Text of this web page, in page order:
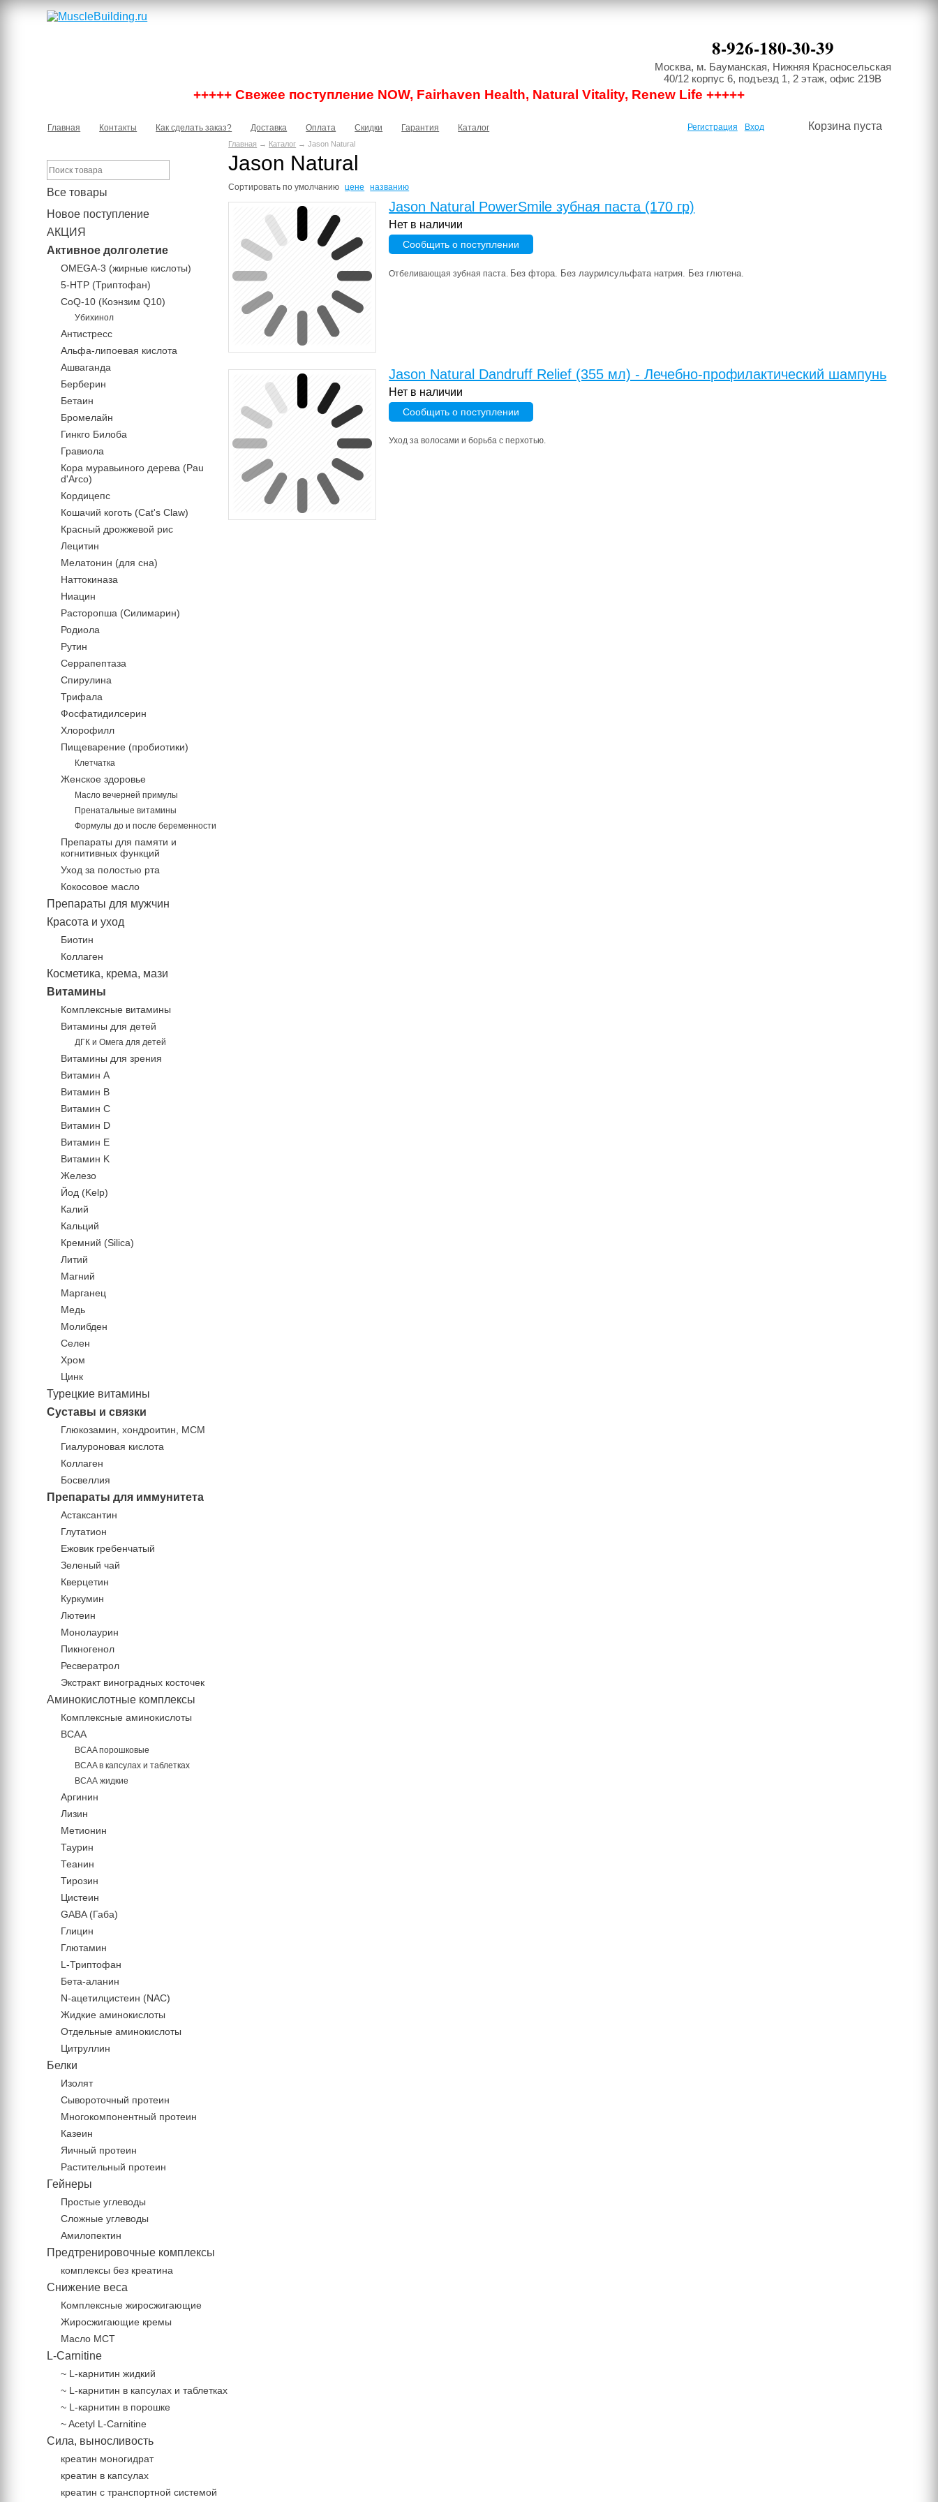
8-926-180-30-39
Москва, м. Бауманская, Нижняя Красносельская
40/12 корпус 6, подъезд 1, 2 этаж, офис 219В
+++++ Свежее поступление NOW, Fairhaven Health, Natural Vitality, Renew Life +++++
Главная Контакты Как сделать заказ? Доставка Оплата Скидки Гарантия Каталог Корзина пуста
Регистрация Вход
Главная → Каталог → Jason Natural
Jason Natural
Сортировать поумолчанию цене названию
Jason Natural PowerSmile зубная паста (170 гр)
Нет в наличии
Сообщить о поступлении
Отбеливающая зубная паста. Без фтора. Без лаурилсульфата натрия. Без глютена.
Jason Natural Dandruff Relief (355 мл) - Лечебно-профилактический шампунь
Нет в наличии
Сообщить о поступлении
Уход за волосами и борьба с перхотью.
Все товары
Новое поступление
АКЦИЯ
Активное долголетие
OMEGA-3 (жирные кислоты)
5-HTP (Триптофан)
CoQ-10 (Коэнзим Q10)
Убихинол
Антистресс
Альфа-липоевая кислота
Ашваганда
Берберин
Бетаин
Бромелайн
Гинкго Билоба
Гравиола
Кора муравьиного дерева (Pau
d'Arco)
Кордицепс
Кошачий коготь (Cat's Claw)
Красный дрожжевой рис
Лецитин
Мелатонин (для сна)
Наттокиназа
Ниацин
Расторопша (Силимарин)
Родиола
Рутин
Серрапептаза
Спирулина
Трифала
Фосфатидилсерин
Хлорофилл
Пищеварение (пробиотики)
Клетчатка
Женское здоровье
Масло вечерней примулы
Пренатальные витамины
Формулы до и после беременности
Препараты для памяти и
когнитивных функций
Уход за полостью рта
Кокосовое масло
Препараты для мужчин
Красота и уход
Биотин
Коллаген
Косметика, крема, мази
Витамины
Комплексные витамины
Витамины для детей
ДГК и Омега для детей
Витамины для зрения
Витамин А
Витамин В
Витамин C
Витамин D
Витамин Е
Витамин K
Железо
Йод (Kelp)
Калий
Кальций
Кремний (Silica)
Литий
Магний
Марганец
Медь
Молибден
Селен
Хром
Цинк
Турецкие витамины
Суставы и связки
Глюкозамин, хондроитин, МСМ
Гиалуроновая кислота
Коллаген
Босвеллия
Препараты для иммунитета
Астаксантин
Глутатион
Ежовик гребенчатый
Зеленый чай
Кверцетин
Куркумин
Лютеин
Монолаурин
Пикногенол
Ресвератрол
Экстракт виноградных косточек
Аминокислотные комплексы
Комплексные аминокислоты
BCAA
BCAA порошковые
BCAA в капсулах и таблетках
ВСАА жидкие
Аргинин
Лизин
Метионин
Таурин
Теанин
Тирозин
Цистеин
GABA (Габа)
Глицин
Глютамин
L-Триптофан
Бета-аланин
N-ацетилцистеин (NAC)
Жидкие аминокислоты
Отдельные аминокислоты
Цитруллин
Белки
Изолят
Сывороточный протеин
Многокомпонентный протеин
Казеин
Яичный протеин
Растительный протеин
Гейнеры
Простые углеводы
Сложные углеводы
Амилопектин
Предтренировочные комплексы
комплексы без креатина
Снижение веса
Комплексные жиросжигающие
Жиросжигающие кремы
Масло МСТ
L-Carnitine
~ L-карнитин жидкий
~ L-карнитин в капсулах и таблетках
~ L-карнитин в порошке
~ Acetyl L-Carnitine
Сила, выносливость
креатин моногидрат
креатин в капсулах
креатин с транспортной системой